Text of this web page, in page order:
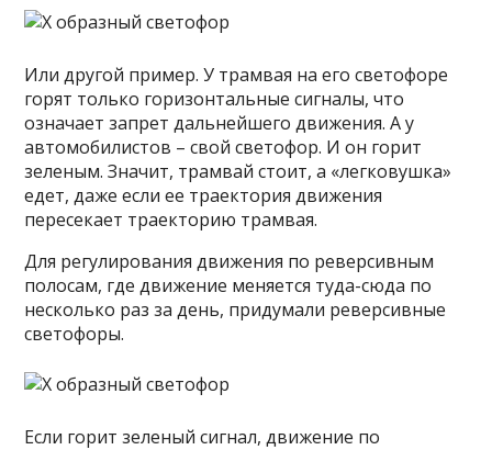
Или другой пример. У трамвая на его светофоре
горят только горизонтальные сигналы, что
означает запрет дальнейшего движения. А у
автомобилистов – свой светофор. И он горит
зеленым. Значит, трамвай стоит, а «легковушка»
едет, даже если ее траектория движения
пересекает траекторию трамвая.
Для регулирования движения по реверсивным
полосам, где движение меняется туда-сюда по
несколько раз за день, придумали реверсивные
светофоры.
Если горит зеленый сигнал, движение по